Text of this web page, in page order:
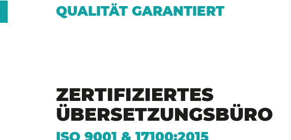
QUALITÄT GARANTIERT
ZERTIFIZIERTES
ÜBERSETZUNGSBÜRO